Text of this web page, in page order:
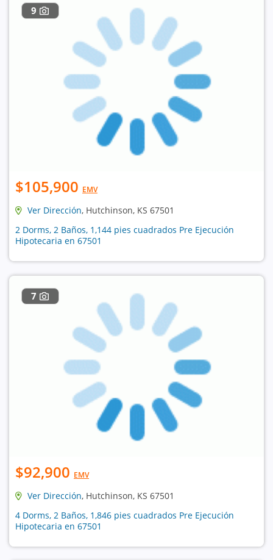
9
$105,900 EMV
Ver Dirección, Hutchinson, KS 67501
2 Dorms, 2 Baños, 1,144 pies cuadrados Pre Ejecución
Hipotecaria en 67501
7
$92,900 EMV
Ver Dirección, Hutchinson, KS 67501
4 Dorms, 2 Baños, 1,846 pies cuadrados Pre Ejecución
Hipotecaria en 67501